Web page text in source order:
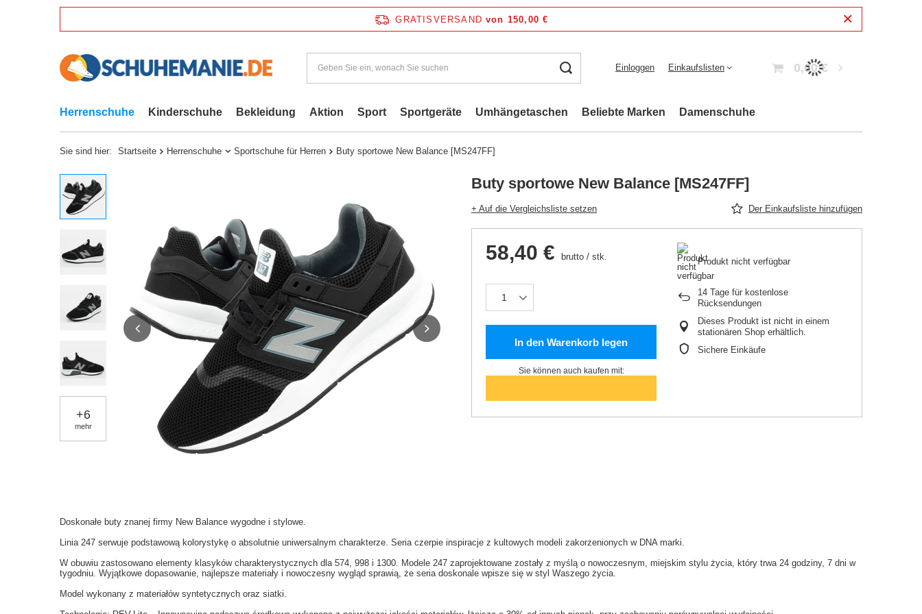
GRATISVERSAND von 150,00 €
Einloggen Einkaufslisten 0,00 €
Herrenschuhe Kinderschuhe Bekleidung Aktion Sport Sportgeräte Umhängetaschen Beliebte Marken Damenschuhe
Sie sind hier: Startseite Herrenschuhe Sportschuhe für Herren Buty sportowe New Balance [MS247FF]
+6
mehr
Buty sportowe New Balance [MS247FF]
+ Auf die Vergleichsliste setzen Der Einkaufsliste hinzufügen
58,40 € brutto / stk.
In den Warenkorb legen
Sie können auch kaufen mit:
Produkt nicht verfügbar
14 Tage für kostenlose
Rücksendungen
Dieses Produkt ist nicht in einem
stationären Shop erhältlich.
Sichere Einkäufe
Doskonałe buty znanej firmy New Balance wygodne i stylowe.
Linia 247 serwuje podstawową kolorystykę o absolutnie uniwersalnym charakterze. Seria czerpie inspiracje z kultowych modeli zakorzenionych w DNA marki.
W obuwiu zastosowano elementy klasyków charakterystycznych dla 574, 998 i 1300. Modele 247 zaprojektowane zostały z myślą o nowoczesnym, miejskim stylu życia, który trwa 24 godziny, 7 dni w
tygodniu. Wyjątkowe dopasowanie, najlepsze materiały i nowoczesny wygląd sprawią, że seria doskonale wpisze się w styl Waszego życia.
Model wykonany z materiałów syntetycznych oraz siatki.